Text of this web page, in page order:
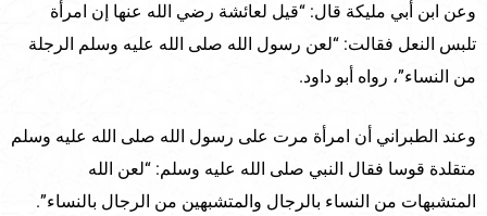
وعن ابن أبي مليكة قال: “قيل لعائشة رضي الله عنها إن امرأة
تلبس النعل فقالت: “لعن رسول الله صلى الله عليه وسلم الرجلة
من النساء”، رواه أبو داود.
وعند الطبراني أن امرأة مرت على رسول الله صلى الله عليه وسلم
متقلدة قوسا فقال النبي صلى الله عليه وسلم: “لعن الله
المتشبهات من النساء بالرجال والمتشبهين من الرجال بالنساء”.